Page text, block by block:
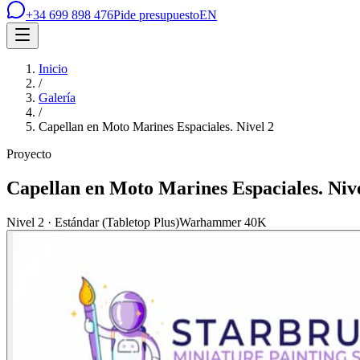
+34 699 898 476Pide presupuestoEN
Inicio
/
Galería
/
Capellan en Moto Marines Espaciales. Nivel 2
Proyecto
Capellan en Moto Marines Espaciales.
Nivel 2 · Estándar (Tabletop Plus)Warhammer 40K